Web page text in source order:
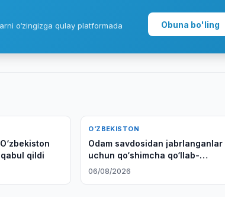
o‘zingizga qulay platformada
Obuna bo'ling
qildi
O‘ZBEKISTON
Odam savdosidan jabrlanganlar
uchun qo‘shimcha qo‘llab-
quvvatlash choralari joriy etiladi
06/08/2026